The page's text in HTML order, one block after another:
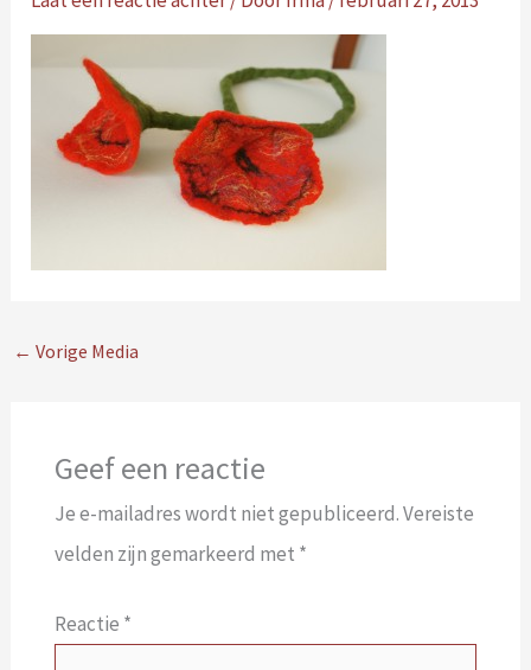
← Vorige Media
Geef een reactie
Je e-mailadres wordt niet gepubliceerd.Vereiste
velden zijn gemarkeerd met *
Reactie *